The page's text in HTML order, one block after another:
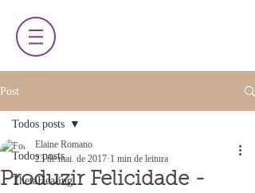
Post
Todos posts
ThetaHealing
Todos posts
Produzir Felicidade -
Elaine Romano
23 de mai. de 2017 1 min de leitura